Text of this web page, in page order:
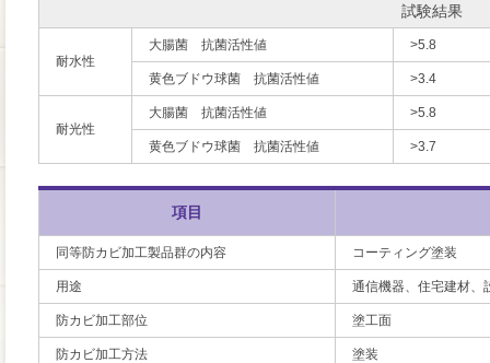
試験結果
耐水性
大腸菌 抗菌活性値 >5.8
黄色ブドウ球菌 抗菌活性値 >3.4
耐光性
大腸菌 抗菌活性値 >5.8
黄色ブドウ球菌 抗菌活性値 >3.7
項目
同等防カビ加工製品群の内容 コーティング塗装
用途 通信機器、住宅建材、
防カビ加工部位 塗工面
防カビ加工方法 塗装